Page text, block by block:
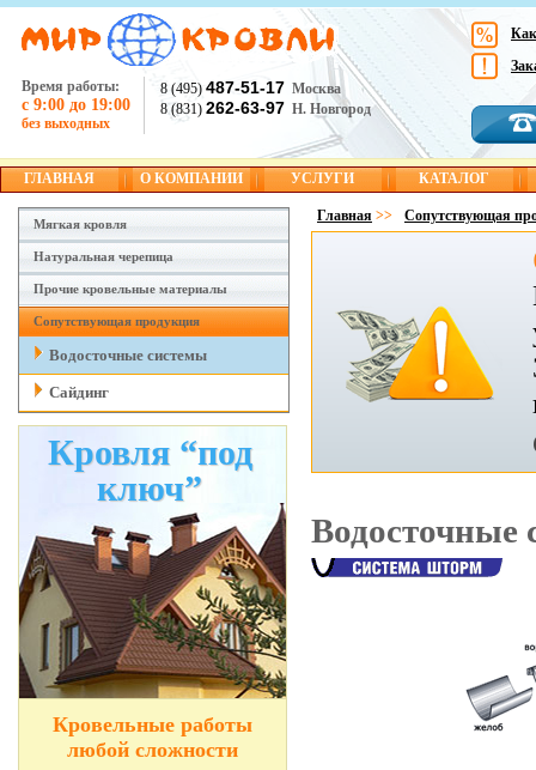
Время работы:
с 9:00 до 19:00
без выходных
8 (495) 487-51-17 Москва
8 (831) 262-63-97 Н. Новгород
ГЛАВНАЯ О КОМПАНИИ УСЛУГИ КАТАЛОГ
Мягкая кровля
Натуральная черепица
Прочие кровельные материалы
Сопутствующая продукция
Водосточные системы
Сайдинг
Кровля “под
ключ”
Кровельные работы
любой сложности
Главная >> Сопутствующая